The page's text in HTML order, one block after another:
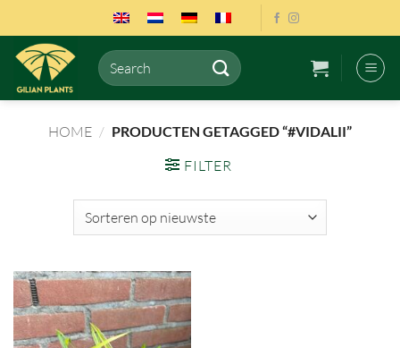
naar
inhoud
Zoeken
naar:
HOME / PRODUCTEN GETAGGED “#VIDALII”
FILTER